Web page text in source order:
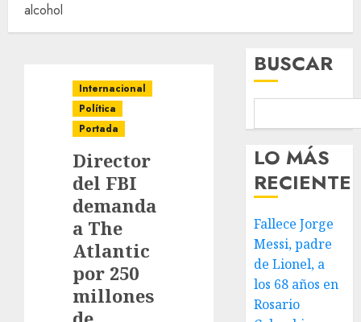
alcohol
Internacional
Política
Portada
Director
del FBI
demanda
a The
Atlantic
por 250
millones
BUSCAR
LO MÁS
RECIENTE
Fallece Jorge
Messi, padre
de Lionel, a
los 68 años en
Rosario